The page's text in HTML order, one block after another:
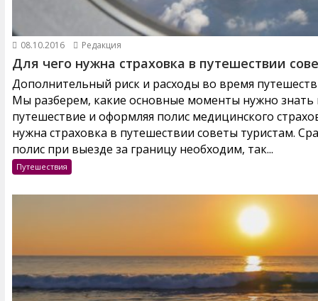
08.10.2016 Редакция
Для чего нужна страховка в путешествии
Дополнительный риск и расходы во время
Мы разберем, какие основные моменты нужно знать
путешествие и оформляя полис медицинского
нужна страховка в путешествии советы туристам.
полис при выезде за границу необходим, так...
Путешествия